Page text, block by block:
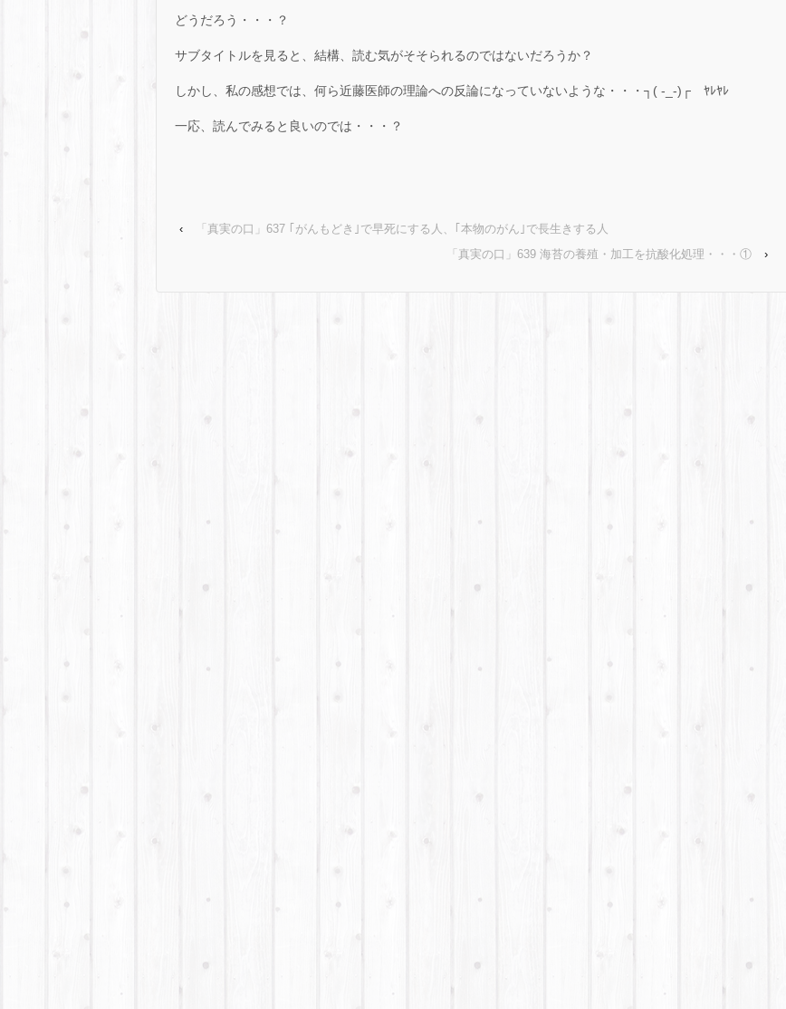
どうだろう・・・？
サブタイトルを見ると、結構、読む気がそそられるのではないだろうか？
しかし、私の感想では、何ら近藤医師の理論への反論になっていないような・・・┐( -_-)┌ ﾔﾚﾔﾚ
一応、読んでみると良いのでは・・・？
‹
「真実の口」637 ｢がんもどき｣で早死にする人、｢本物のがん｣で長生きする人
「真実の口」639 海苔の養殖・加工を抗酸化処理・・・①
›